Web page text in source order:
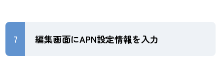
7 編集画面にAPN設定情報を入力